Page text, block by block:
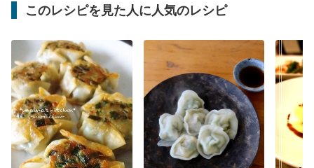
このレシピを見た人に人気のレシピ